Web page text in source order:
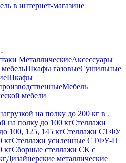
в интернет-магазине
МеталлическиеАксессуары
Шкафы газовыеСушильные
Шкафы
Мебель
мебели
на полку до 200 кг в
на полку до 100 кгСтеллажи
100, 125, 145 кгСтеллажи СТФУ
кгСтеллажи усиленные СТФУ-П
кгСборные стеллажи СК с
Дизайнерские металлические